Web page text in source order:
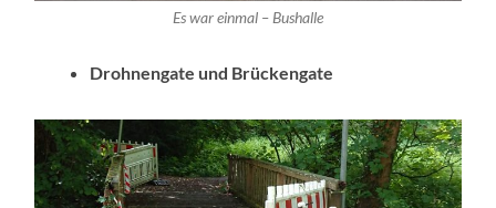
Es war einmal – Bushalle
Drohnengate und Brückengate